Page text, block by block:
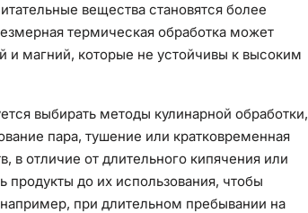
вещества становятся более
термическая обработка может
и магний, которые не устойчивы к высоким
выбирать методы кулинарной обработки,
пара, тушение или кратковременная
в отличие от длительного кипячения или
до их использования, чтобы
при длительном пребывании на